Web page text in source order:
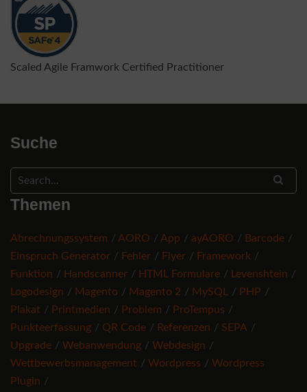
Scaled Agile Framwork Certified Practitioner
Suche
Themen
Abrechnungssystem AORO App ayAORO
Barcode
Einspruch Generator
Fehler Flyer
Framework
Funktion
Handscanner HTML Formulare
Levenshtein
Logodesign
Magento Magento 2 MySQL
PHP
Plakat
Printmedien Problem
ProTempus
Punkteerfassung
QR Code Referenzen
SEPA
Upgrade
Webanwendung
Webdesign
Wettbewerbsmanagement
Wordpress
Wordpress
Plugin